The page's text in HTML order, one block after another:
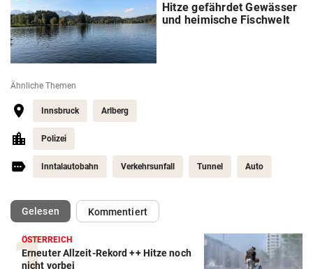
Hitze gefährdet Gewässer
und heimische Fischwelt
Ähnliche Themen
Innsbruck Arlberg
Polizei
Inntalautobahn Verkehrsunfall Tunnel Auto
Gelesen(ausgewählt)Kommentiert
ÖSTERREICH
Erneuter Allzeit-Rekord ++ Hitze noch
nicht vorbei